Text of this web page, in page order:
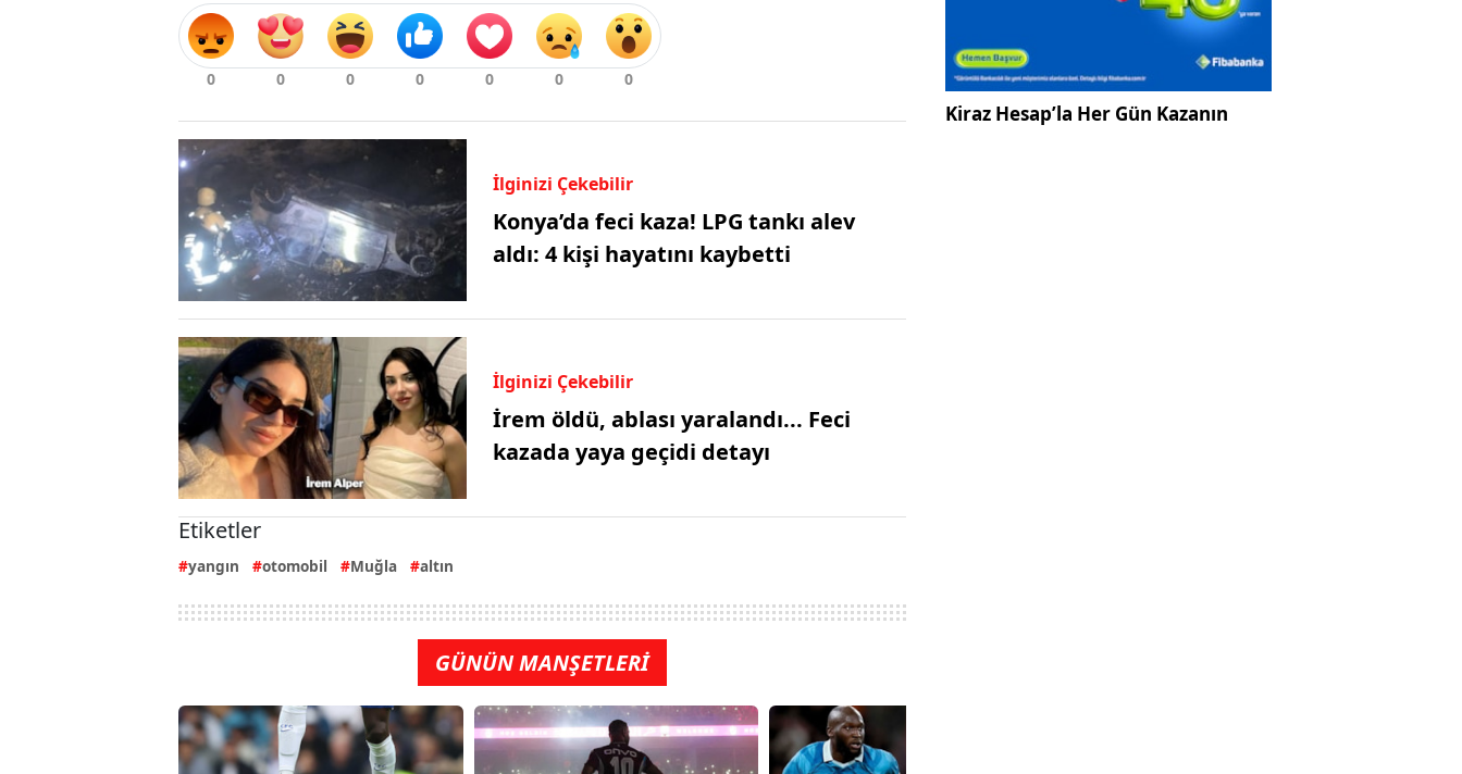
İlginizi Çekebilir
Konya’da feci kaza! LPG tankı alev
aldı: 4 kişi hayatını kaybetti
İlginizi Çekebilir
İrem öldü, ablası yaralandı... Feci
kazada yaya geçidi detayı
Etiketler
yangın otomobil Muğla altın
GÜNÜN MANŞETLERİ
Kiraz Hesap’la Her Gün Kazanın